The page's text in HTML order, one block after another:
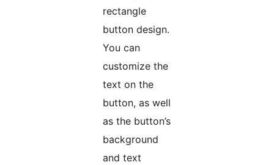
rectangle
button design.
You can
customize the
text on the
button, as well
as the button’s
background
and text